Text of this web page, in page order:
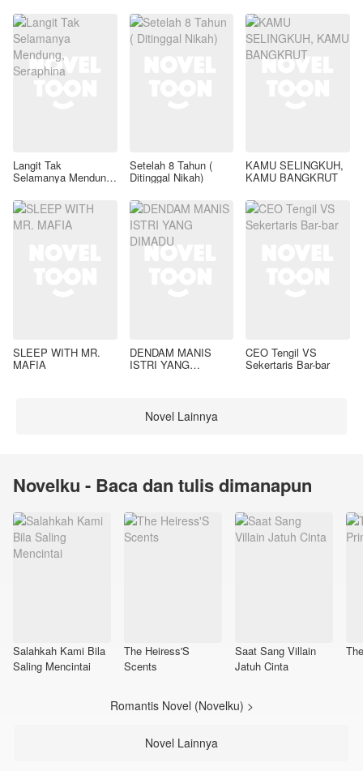
Langit Tak
Selamanya Mendung,
Setelah 8 Tahun (
Ditinggal Nikah)
KAMU SELINGKUH,
KAMU BANGKRUT
SLEEP WITH MR.
MAFIA
DENDAM MANIS
ISTRI YANG
CEO Tengil VS
Sekertaris Bar-bar
Novel Lainnya
Novelku - Baca dan tulis dimanapun
Salahkah Kami Bila
Saling Mencintai
The Heiress'S
Scents
Saat Sang Villain
Jatuh Cinta
Romantis Novel (Novelku) >
Novel Lainnya